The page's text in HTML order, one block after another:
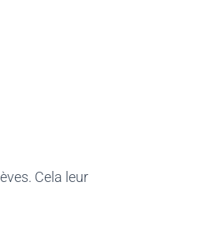
Cela leur